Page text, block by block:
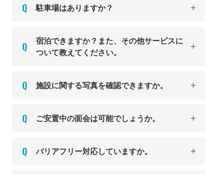
駐車場はありますか？
宿泊できますか？また、その他サービスに
ついて教えてください。
施設に関する写真を確認できますか。
ご安置中の面会は可能でしょうか。
バリアフリー対応していますか。